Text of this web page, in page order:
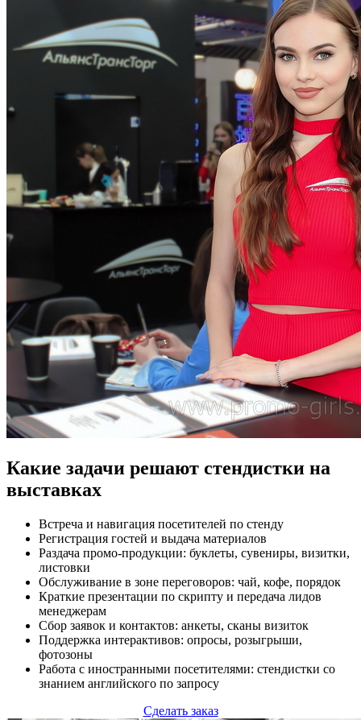
Какие задачи решают стендистки на
выставках
Встреча и навигация посетителей по стенду
Регистрация гостей и выдача материалов
Раздача промо-продукции: буклеты, сувениры, визитки,
листовки
Обслуживание в зоне переговоров: чай, кофе, порядок
Краткие презентации по скрипту и передача лидов
менеджерам
Сбор заявок и контактов: анкеты, сканы визиток
Поддержка интерактивов: опросы, розыгрыши,
фотозоны
Работа с иностранными посетителями: стендистки со
знанием английского по запросу
Сделать заказ